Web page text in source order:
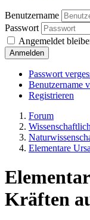
Benutzername
Passwort
Angemeldet
Anmelden
Passwort
Benutzername
Registrieren
Forum
Elementare
Kräften